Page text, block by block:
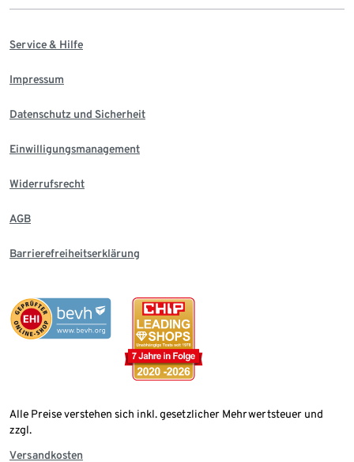
Service & Hilfe
Impressum
Datenschutz und Sicherheit
Einwilligungsmanagement
Widerrufsrecht
AGB
Barrierefreiheitserklärung
Alle Preise verstehen sich inkl. gesetzlicher Mehrwertsteuer und
zzgl.
Versandkosten